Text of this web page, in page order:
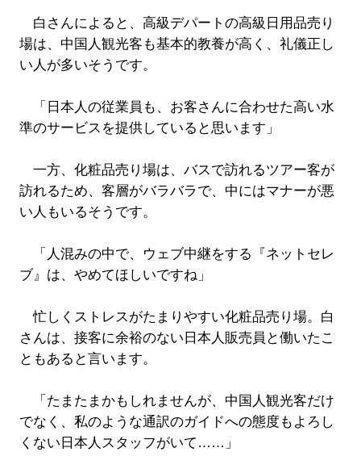
白さんによると、高級デパートの高級日用品売り
場は、中国人観光客も基本的教養が高く、礼儀正し
い人が多いそうです。
「日本人の従業員も、お客さんに合わせた高い水
準のサービスを提供していると思います」
一方、化粧品売り場は、バスで訪れるツアー客が
訪れるため、客層がバラバラで、中にはマナーが悪
い人もいるそうです。
「人混みの中で、ウェブ中継をする『ネットセレ
ブ』は、やめてほしいですね」
忙しくストレスがたまりやすい化粧品売り場。白
さんは、接客に余裕のない日本人販売員と働いたこ
ともあると言います。
「たまたまかもしれませんが、中国人観光客だけ
でなく、私のような通訳のガイドへの態度もよろし
くない日本人スタッフがいて……」